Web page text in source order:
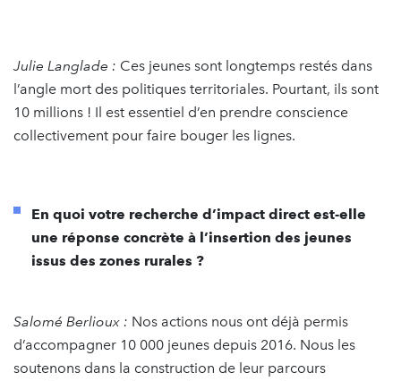
Julie Langlade : Ces jeunes sont longtemps restés dans
l’angle mort des politiques territoriales. Pourtant, ils sont
10 millions ! Il est essentiel d’en prendre conscience
collectivement pour faire bouger les lignes.
En quoi votre recherche d’impact direct est-elle
une réponse concrète à l’insertion des jeunes
issus des zones rurales ?
Salomé Berlioux : Nos actions nous ont déjà permis
d’accompagner 10 000 jeunes depuis 2016. Nous les
soutenons dans la construction de leur parcours